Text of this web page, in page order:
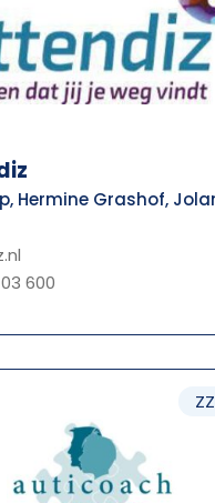
Hermine Grashof,
600